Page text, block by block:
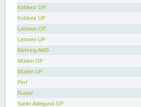
Koblenz OP
Koblenz UP
Lehmen OP
Lehmen UP
Mehring AMS
Müden OP
Müden UP
Perl
Ruwer
Sankt Aldegund OP